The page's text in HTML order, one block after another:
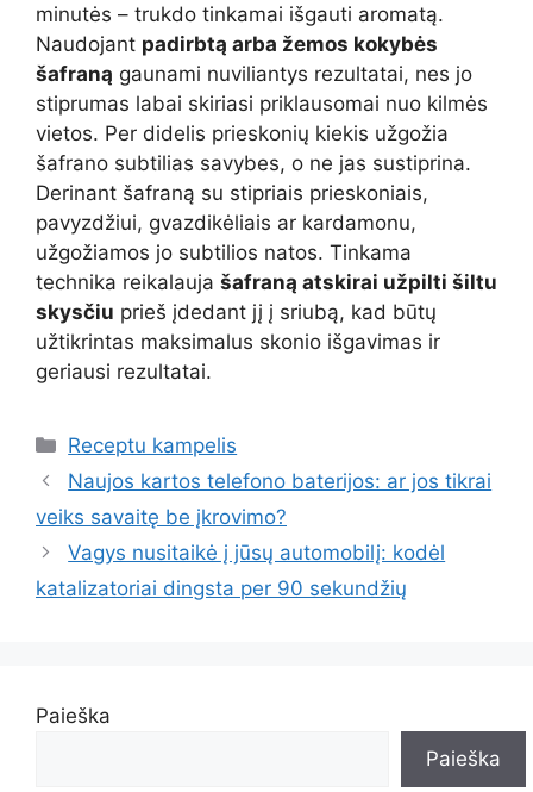
minutės – trukdo tinkamai išgauti aromatą.
Naudojant padirbtą arba žemos kokybės
šafraną gaunami nuviliantys rezultatai, nes jo
stiprumas labai skiriasi priklausomai nuo kilmės
vietos. Per didelis prieskonių kiekis užgožia
šafrano subtilias savybes, o ne jas sustiprina.
Derinant šafraną su stipriais prieskoniais,
pavyzdžiui, gvazdikėliais ar kardamonu,
užgožiamos jo subtilios natos. Tinkama
technika reikalauja šafraną atskirai užpilti šiltu
skysčiu prieš įdedant jį į sriubą, kad būtų
užtikrintas maksimalus skonio išgavimas ir
geriausi rezultatai.
Kategorijos
Receptu kampelis
Naujos kartos telefono baterijos: ar jos tikrai
veiks savaitę be įkrovimo?
Vagys nusitaikė į jūsų automobilį: kodėl
katalizatoriai dingsta per 90 sekundžių
Paieška
Paieška